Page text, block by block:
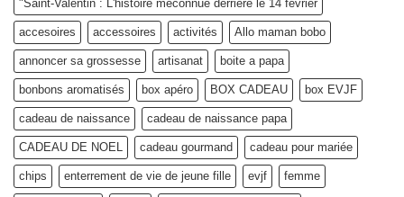
Box
sur
Allo
Maman
!
Saint-
Valentin
:
Pourquoi
elle
célébrée
le
14
février
?
"Saint-Valentin : L'histoire méconnue derrière le 14 février
accesoires accessoires activités Allo maman bobo
annoncer sa grossesse artisanat boite a papa
bonbons aromatisés box apéro BOX CADEAU box EVJF
cadeau de naissance cadeau de naissance papa
CADEAU DE NOEL cadeau gourmand cadeau pour mariée
chips enterrement de vie de jeune fille evjf femme